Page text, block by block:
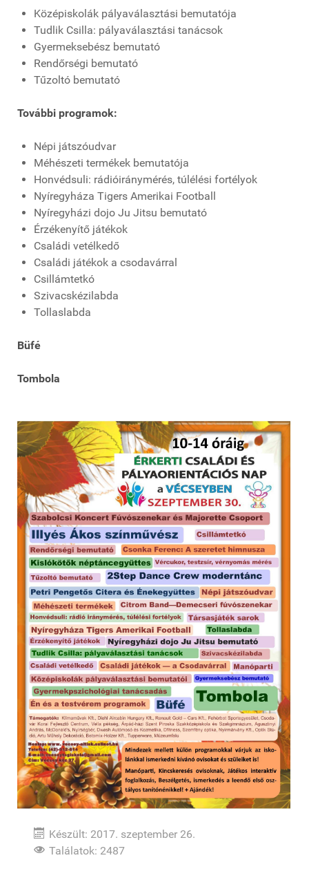
Középiskolák pályaválasztási bemutatója
Tudlik Csilla: pályaválasztási tanácsok
Gyermeksebész bemutató
Rendőrségi bemutató
Tűzoltó bemutató
További programok:
Népi játszóudvar
Méhészeti termékek bemutatója
Honvédsuli: rádióiránymérés, túlélési fortélyok
Nyíregyháza Tigers Amerikai Football
Nyíregyházi dojo Ju Jitsu bemutató
Érzékenyítő játékok
Családi vetélkedő
Családi játékok a csodavárral
Csillámtetkó
Szivacskézilabda
Tollaslabda
Büfé
Tombola
Készült: 2017. szeptember 26.
Találatok: 2487